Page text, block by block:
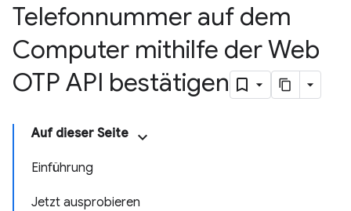
Telefonnummer auf dem
Computer mithilfe der Web
OTP API bestätigen
Auf dieser Seite
Einführung
Jetzt ausprobieren